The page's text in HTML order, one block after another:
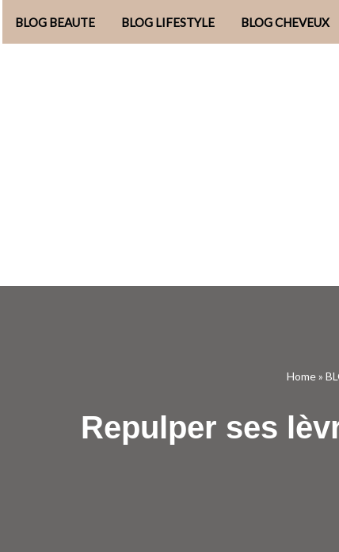
Aller
BLOG BEAUTE BLOG LIFESTYLE BLOG CHEVEUX
Home»
Repulper ses